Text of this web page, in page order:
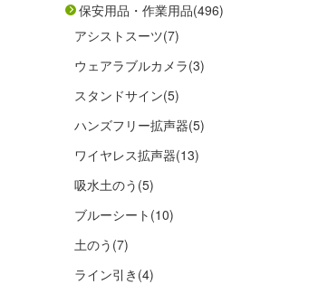
保安用品・作業用品(496)
アシストスーツ(7)
ウェアラブルカメラ(3)
スタンドサイン(5)
ハンズフリー拡声器(5)
ワイヤレス拡声器(13)
吸水土のう (5)
ブルーシート (10)
土のう (7)
ライン引き (4)